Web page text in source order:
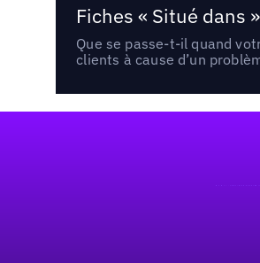
Fiches « Situé dans
Que se passe-t-il quand
clients à cause d’un